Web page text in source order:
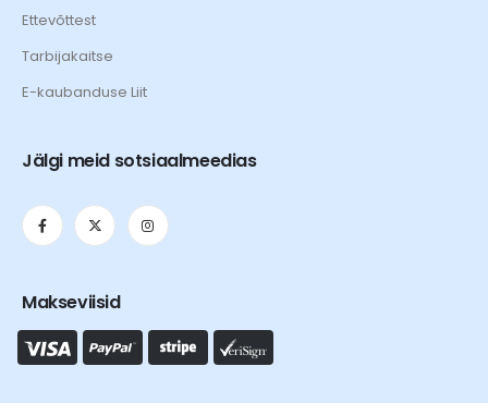
Ettevõttest
Tarbijakaitse
E-kaubanduse Liit
Jälgi meid sotsiaalmeedias
Makseviisid